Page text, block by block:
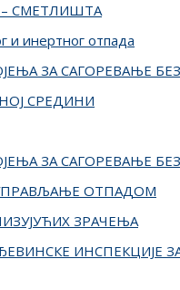
СМЕТЛИШТА
и инертног отпада
ЗА САГОРЕВАЊЕ
СРЕДИНИ
ЗА САГОРЕВАЊЕ
ОТПАДОМ
ЗРАЧЕЊА
ИНСПЕКЦИЈЕ